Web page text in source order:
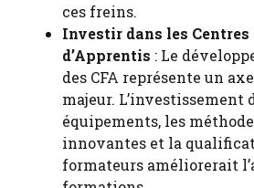
ces freins.
Investir dans les
d’Apprentis : Le
des CFA représente un
majeur. L’investissement
équipements, les
innovantes et la
formateurs améliorerait